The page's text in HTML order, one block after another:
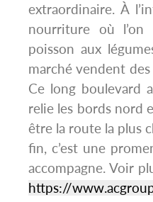
extraordinaire. À
nourriture où l’on
poisson aux
marché vendent
Ce long boulevard
relie les bords nord
être la route la plus
fin, c’est une
accompagne. Voir
https://